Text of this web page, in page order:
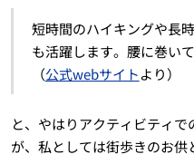
短時間のハイキングや長
も活躍します。腰に巻い
（公式webサイトより）
と、やはりアクティビティ
が、私としては街歩きのお